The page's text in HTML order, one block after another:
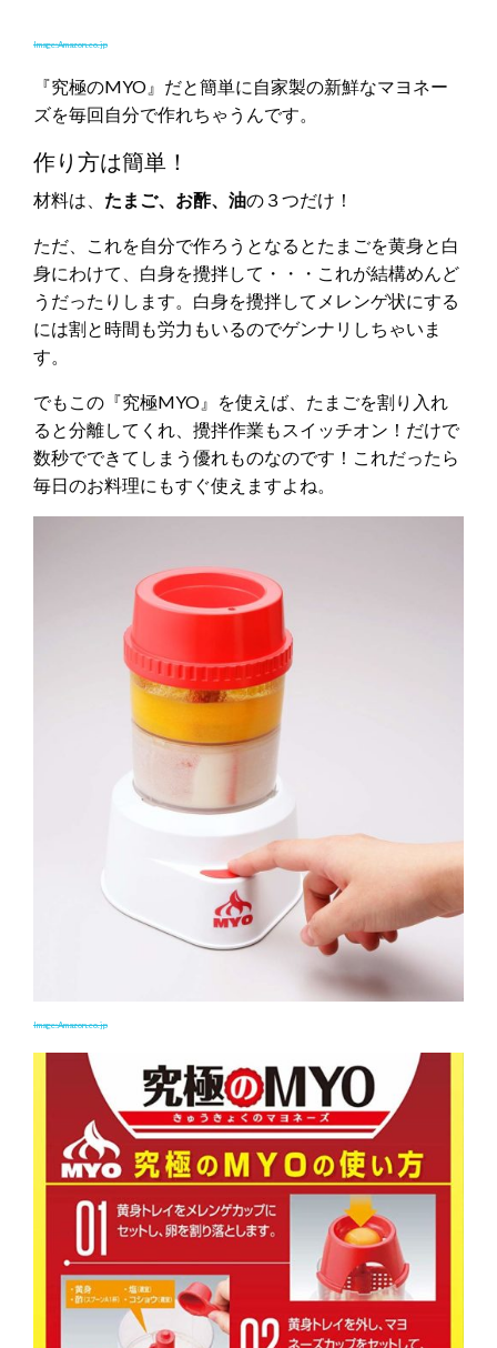
Image:Amazon.co.jp
『究極のMYO』だと簡単に自家製の新鮮なマヨネー
ズを毎回自分で作れちゃうんです。
作り方は簡単！
材料は、 たまご、お酢、油の３つだけ！
ただ、これを自分で作ろうとなるとたまごを黄身と白
身にわけて、白身を攪拌して・・・これが結構めんど
うだったりします。白身を攪拌してメレンゲ状にする
には割と時間も労力もいるのでゲンナリしちゃいま
す。
でもこの『究極MYO』を使えば、たまごを割り入れ
ると分離してくれ、攪拌作業もスイッチオン！だけで
数秒でできてしまう優れものなのです！これだったら
毎日のお料理にもすぐ使えますよね。
Image:Amazon.co.jp